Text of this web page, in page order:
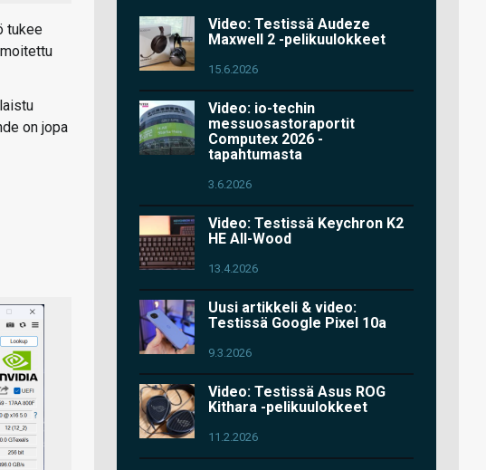
tukee
on jopa
Video: Testissä Audeze
Maxwell 2 -pelikuulokkeet
15.6.2026
Video: io-techin
messuosastoraportit
Computex 2026 -
tapahtumasta
3.6.2026
Video: Testissä Keychron K2
HE All-Wood
13.4.2026
Uusi artikkeli & video:
Testissä Google Pixel 10a
9.3.2026
Video: Testissä Asus ROG
Kithara -pelikuulokkeet
11.2.2026